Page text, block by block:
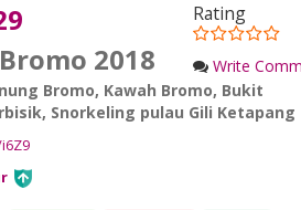
Rating
Write
2018
Bromo, Kawah Bromo, Bukit
, Snorkeling pulau Gili Ketapang